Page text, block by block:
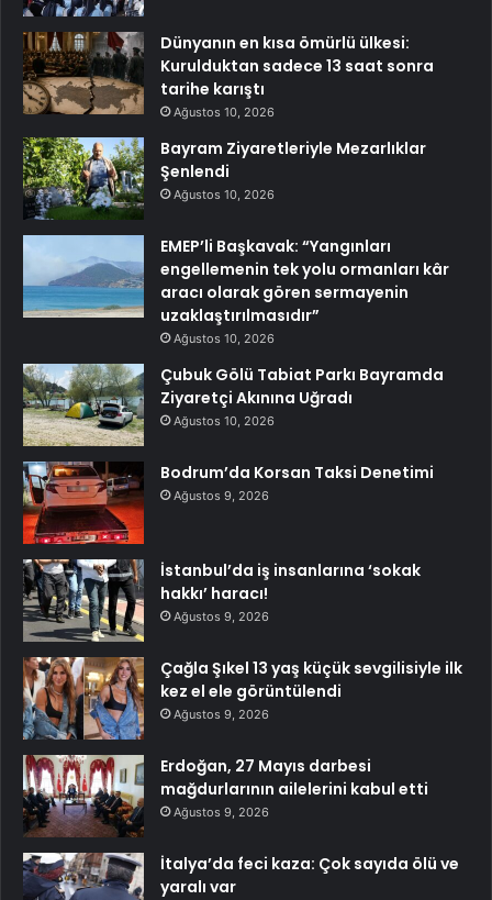
Dünyanın en kısa ömürlü ülkesi:
Kurulduktan sadece 13 saat sonra
tarihe karıştı
Ağustos 10, 2026
Bayram Ziyaretleriyle Mezarlıklar
Şenlendi
Ağustos 10, 2026
EMEP’li Başkavak: “Yangınları
engellemenin tek yolu ormanları kâr
aracı olarak gören sermayenin
uzaklaştırılmasıdır”
Ağustos 10, 2026
Çubuk Gölü Tabiat Parkı Bayramda
Ziyaretçi Akınına Uğradı
Ağustos 10, 2026
Bodrum’da Korsan Taksi Denetimi
Ağustos 9, 2026
İstanbul’da iş insanlarına ‘sokak
hakkı’ haracı!
Ağustos 9, 2026
Çağla Şıkel 13 yaş küçük sevgilisiyle ilk
kez el ele görüntülendi
Ağustos 9, 2026
Erdoğan, 27 Mayıs darbesi
mağdurlarının ailelerini kabul etti
Ağustos 9, 2026
İtalya’da feci kaza: Çok sayıda ölü ve
yaralı var